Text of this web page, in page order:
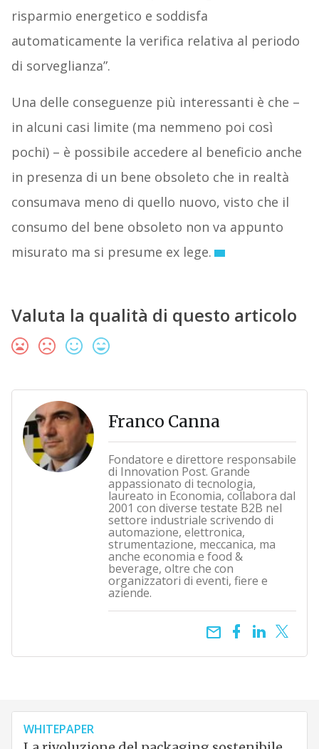
risparmio energetico e soddisfa
automaticamente la verifica relativa al periodo
di sorveglianza”.
Una delle conseguenze più interessanti è che –
in alcuni casi limite (ma nemmeno poi così
pochi) – è possibile accedere al beneficio anche
in presenza di un bene obsoleto che in realtà
consumava meno di quello nuovo, visto che il
consumo del bene obsoleto non va appunto
misurato ma si presume ex lege.
Valuta la qualità di questo articolo
Franco Canna
Fondatore e direttore responsabile
di Innovation Post. Grande
appassionato di tecnologia,
laureato in Economia, collabora dal
2001 con diverse testate B2B nel
settore industriale scrivendo di
automazione, elettronica,
strumentazione, meccanica, ma
anche economia e food &
beverage, oltre che con
organizzatori di eventi, fiere e
aziende.
email
WHITEPAPER